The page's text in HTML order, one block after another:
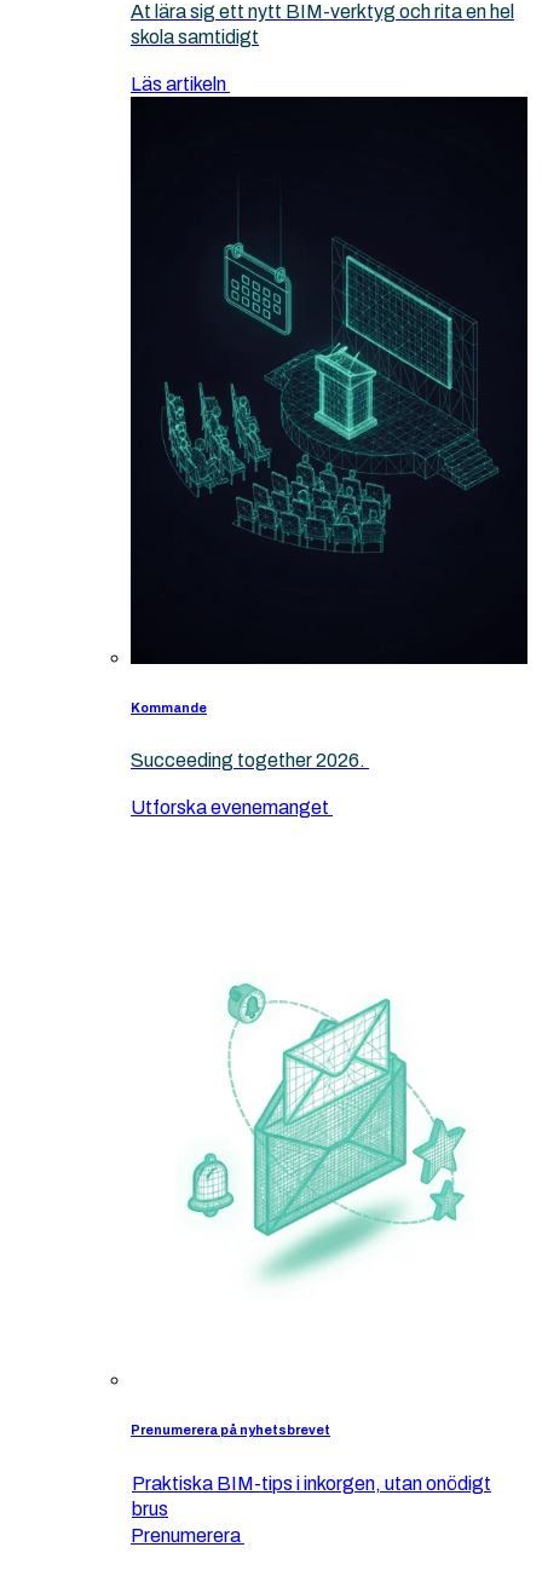
At lära sig ett nytt BIM-verktyg och rita en hel
skola samtidigt
Läs artikeln
Kommande
Succeeding together 2026.
Utforska evenemanget
Prenumerera på nyhetsbrevet
Praktiska BIM-tips i inkorgen, utan onödigt
brus
Prenumerera